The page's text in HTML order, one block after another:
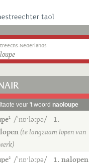
Nederlands
veur 't woord naoloupe
1 /ˈnɒˑlɔːpə/
1.
(te langzaam lopen van
2 /ˈnɒˑlɔːpə/
1. nalopen